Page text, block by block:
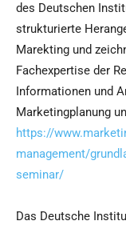
des Deutschen
strukturierte
Marekting und
Fachexpertise der
Informationen und
Marketingplanung
https://
management/
seminar/
Das Deutsche